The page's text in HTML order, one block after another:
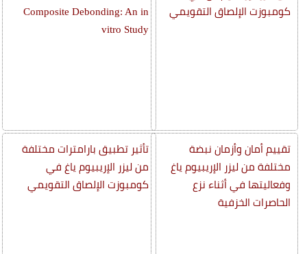
كومبوزت الإلصاق التقويمي
تقييم أمان وأزمان نبضة
مختلفة من ليزر الإريبيوم ياغ
وفعاليتها في أثناء نزع
الحاصرات الخزفية
Composite Debonding: An in
vitro Study
تأثير تطبيق بارامترات مختلفة
من ليزر الإريبيوم ياغ في
كومبوزت الإلصاق التقويمي